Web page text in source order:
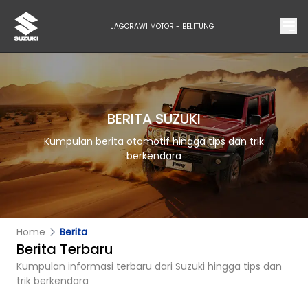
JAGORAWI MOTOR - BELITUNG
BERITA SUZUKI
Kumpulan berita otomotif hingga tips dan trik
berkendara
Home Berita
Berita Terbaru
Kumpulan informasi terbaru dari Suzuki hingga tips dan
trik berkendara